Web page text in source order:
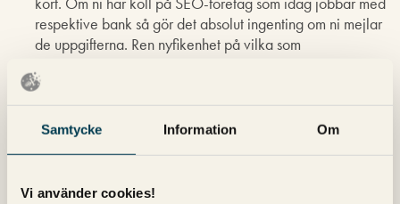
Samtycke Information Om
Vi använder cookies!
respektive bank så gör det absolut ingenting om ni mejlar
de uppgifterna. Ren nyfikenhet på vilka som
Michael Wahlgren
skriver:
15 januari 2014 kl. 11:21